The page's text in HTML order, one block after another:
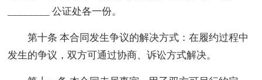
________ 公证处各一份。
第十条 本合同发生争议的解决方式：在履约过程中
发生的争议，双方可通过协商、诉讼方式解决。